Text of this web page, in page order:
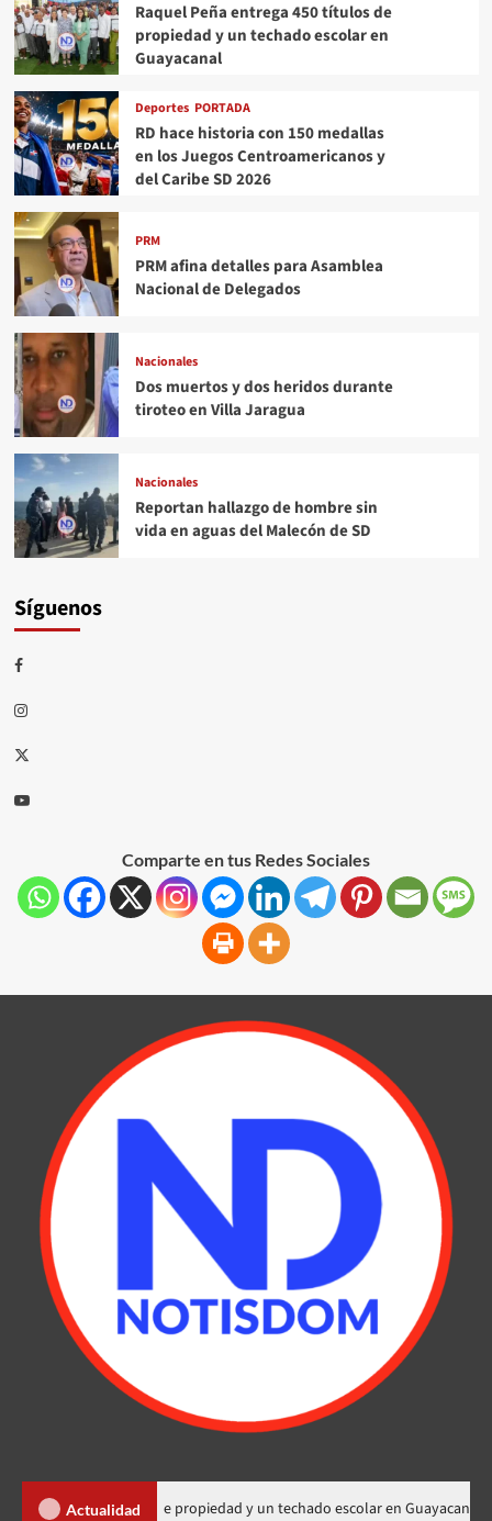
Raquel Peña entrega 450 títulos de
propiedad y un techado escolar en
Guayacanal
Deportes PORTADA
RD hace historia con 150 medallas
en los Juegos Centroamericanos y
del Caribe SD 2026
PRM
PRM afina detalles para Asamblea
Nacional de Delegados
Nacionales
Dos muertos y dos heridos durante
tiroteo en Villa Jaragua
Nacionales
Reportan hallazgo de hombre sin
vida en aguas del Malecón de SD
Síguenos
Comparte en tus Redes Sociales
Actualidad
450 títulos de propiedad y un techado escolar en Guayacanal